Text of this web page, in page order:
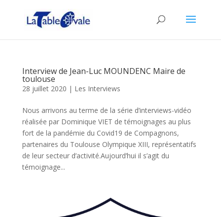
Interview de Jean-Luc MOUNDENC Maire de
toulouse
28 juillet 2020 | Les Interviews
Nous arrivons au terme de la série d’interviews-vidéo
réalisée par Dominique VIET de témoignages au plus
fort de la pandémie du Covid19 de Compagnons,
partenaires du Toulouse Olympique XIII, représentatifs
de leur secteur d’activité.Aujourd’hui il s’agit du
témoignage...